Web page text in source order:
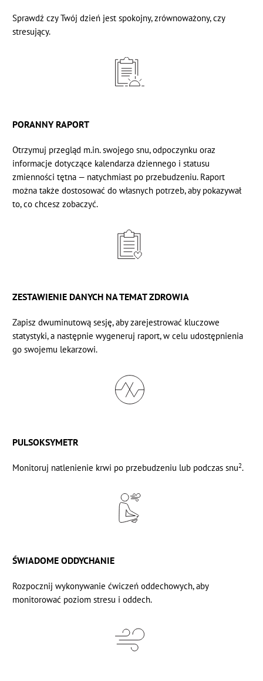
Sprawdź czy Twój dzień jest spokojny, zrównoważony, czy
stresujący.
PORANNY RAPORT
Otrzymuj przegląd m.in. swojego snu, odpoczynku oraz
informacje dotyczące kalendarza dziennego i statusu
zmienności tętna — natychmiast po przebudzeniu. Raport
można także dostosować do własnych potrzeb, aby pokazywał
to, co chcesz zobaczyć.
ZESTAWIENIE DANYCH NA TEMAT ZDROWIA
Zapisz dwuminutową sesję, aby zarejestrować kluczowe
statystyki, a następnie wygeneruj raport, w celu udostępnienia
go swojemu lekarzowi.
PULSOKSYMETR
Monitoruj natlenienie krwi po przebudzeniu lub podczas snu2.
ŚWIADOME ODDYCHANIE
Rozpocznij wykonywanie ćwiczeń oddechowych, aby
monitorować poziom stresu i oddech.